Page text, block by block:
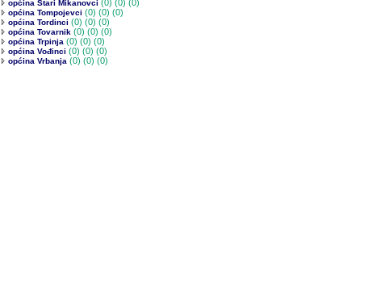
općina Stari Mikanovci (0) (0) (0)
općina Tompojevci (0) (0) (0)
općina Tordinci (0) (0) (0)
općina Tovarnik (0) (0) (0)
općina Trpinja (0) (0) (0)
općina Vođinci (0) (0) (0)
općina Vrbanja (0) (0) (0)